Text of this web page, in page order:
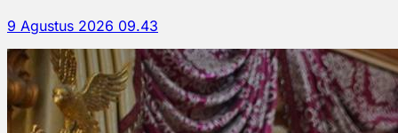
9 Agustus 2026 09.43